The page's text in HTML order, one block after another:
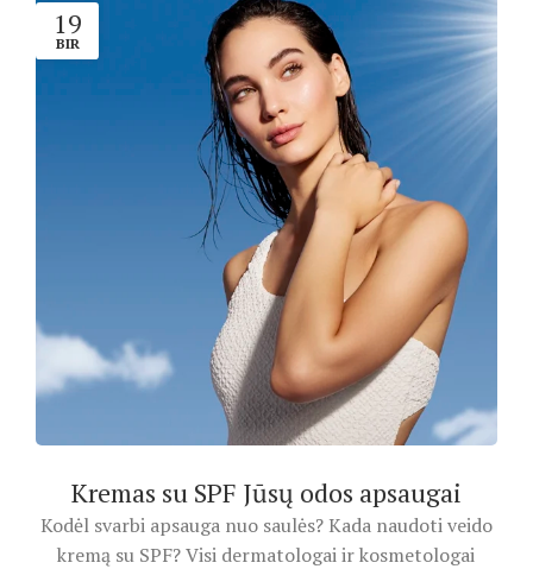
19
BIR
Kremas su SPF Jūsų odos apsaugai
Kodėl svarbi apsauga nuo saulės? Kada naudoti veido
kremą su SPF? Visi dermatologai ir kosmetologai